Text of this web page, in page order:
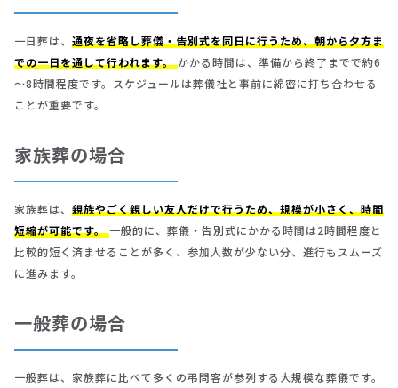
一日葬は、 通夜を省略し葬儀・告別式を同日に行うため、朝から夕方ま
での一日を通して行われます。かかる時間は、準備から終了までで約6
～8時間程度です。スケジュールは葬儀社と事前に綿密に打ち合わせる
ことが重要です。
家族葬の場合
家族葬は、 親族やごく親しい友人だけで行うため、規模が小さく、時間
短縮が可能です。一般的に、葬儀・告別式にかかる時間は2時間程度と
比較的短く済ませることが多く、参加人数が少ない分、進行もスムーズ
に進みます。
一般葬の場合
一般葬は、家族葬に比べて多くの弔問客が参列する大規模な葬儀です。